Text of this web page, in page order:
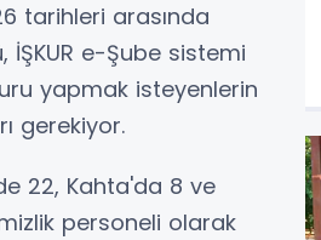
tarihleri arasında
İŞKUR e-Şube sistemi
yapmak isteyenlerin
gerekiyor.
22, Kahta'da 8 ve
personeli olarak